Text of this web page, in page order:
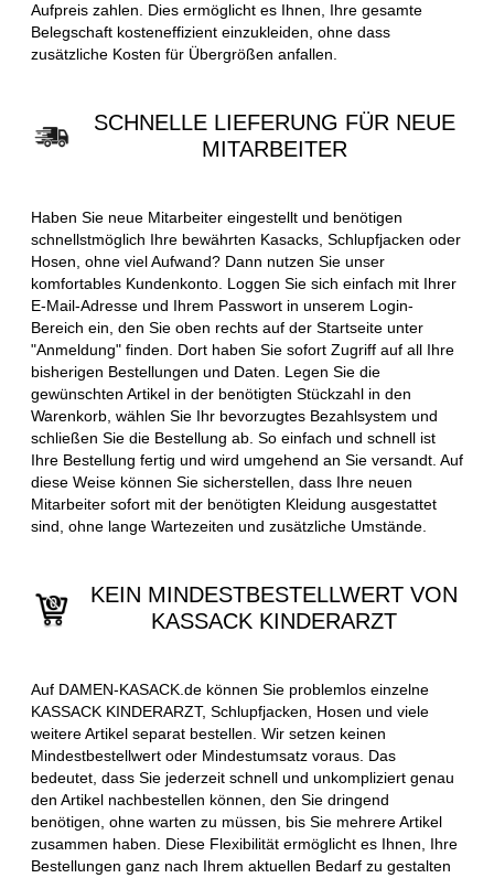
Aufpreis zahlen. Dies ermöglicht es Ihnen, Ihre gesamte
Belegschaft kosteneffizient einzukleiden, ohne dass
zusätzliche Kosten für Übergrößen anfallen.
SCHNELLE LIEFERUNG FÜR NEUE
MITARBEITER
Haben Sie neue Mitarbeiter eingestellt und benötigen
schnellstmöglich Ihre bewährten Kasacks, Schlupfjacken oder
Hosen, ohne viel Aufwand? Dann nutzen Sie unser
komfortables Kundenkonto. Loggen Sie sich einfach mit Ihrer
E-Mail-Adresse und Ihrem Passwort in unserem Login-
Bereich ein, den Sie oben rechts auf der Startseite unter
"Anmeldung" finden. Dort haben Sie sofort Zugriff auf all Ihre
bisherigen Bestellungen und Daten. Legen Sie die
gewünschten Artikel in der benötigten Stückzahl in den
Warenkorb, wählen Sie Ihr bevorzugtes Bezahlsystem und
schließen Sie die Bestellung ab. So einfach und schnell ist
Ihre Bestellung fertig und wird umgehend an Sie versandt. Auf
diese Weise können Sie sicherstellen, dass Ihre neuen
Mitarbeiter sofort mit der benötigten Kleidung ausgestattet
sind, ohne lange Wartezeiten und zusätzliche Umstände.
KEIN MINDESTBESTELLWERT VON
KASSACK KINDERARZT
Auf DAMEN-KASACK.de können Sie problemlos einzelne
KASSACK KINDERARZT, Schlupfjacken, Hosen und viele
weitere Artikel separat bestellen. Wir setzen keinen
Mindestbestellwert oder Mindestumsatz voraus. Das
bedeutet, dass Sie jederzeit schnell und unkompliziert genau
den Artikel nachbestellen können, den Sie dringend
benötigen, ohne warten zu müssen, bis Sie mehrere Artikel
zusammen haben. Diese Flexibilität ermöglicht es Ihnen, Ihre
Bestellungen ganz nach Ihrem aktuellen Bedarf zu gestalten